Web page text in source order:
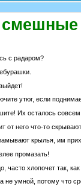
с радаром?
утюг, если
Их осталось совсем
от него что-то скрывают.
крылья, им
промазать!
часто хлопочет так,
не умной, потому что